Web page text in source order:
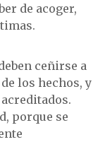
de acoger,
ceñirse a
los hechos, y
porque se